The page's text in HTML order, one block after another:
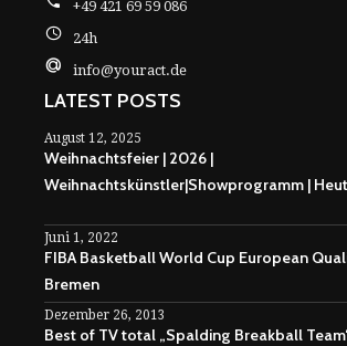
+49 421 69 59 086
24h
info@youract.de
LATEST POSTS
August 12, 2025
Weihnachtsfeier | 2026 |
Weihnachtskünstler|Showprogramm |
Juni 1, 2022
FIBA Basketball World Cup European
Bremen
Dezember 26, 2013
Best of TV total „Spalding Breakball